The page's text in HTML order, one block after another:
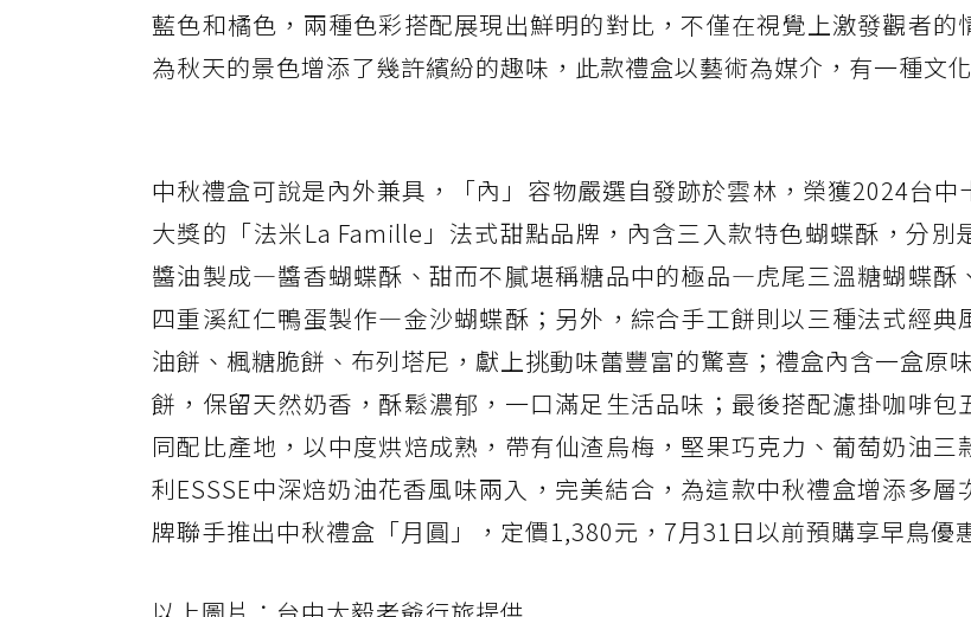
藍色和橘色，兩種色彩搭配展現出鮮明的對比，不僅在視覺上激發觀者的
為秋天的景色增添了幾許繽紛的趣味，此款禮盒以藝術為媒介，有一種文
中秋禮盒可說是內外兼具，「內」容物嚴選自發跡於雲林，榮獲2024台中
大獎的「法米La Famille」法式甜點品牌，內含三入款特色蝴蝶酥，分別
醬油製成—醬香蝴蝶酥、甜而不膩堪稱糖品中的極品—虎尾三溫糖蝴蝶酥
四重溪紅仁鴨蛋製作—金沙蝴蝶酥；另外，綜合手工餅則以三種法式經典
油餅、楓糖脆餅、布列塔尼，獻上挑動味蕾豐富的驚喜；禮盒內含一盒原
餅，保留天然奶香，酥鬆濃郁，一口滿足生活品味；最後搭配濾掛咖啡包
同配比產地，以中度烘焙成熟，帶有仙渣烏梅，堅果巧克力、葡萄奶油三
利ESSSE中深焙奶油花香風味兩入，完美結合，為這款中秋禮盒增添多層
牌聯手推出中秋禮盒「月圓」，定價1,380元，7月31日以前預購享早鳥優